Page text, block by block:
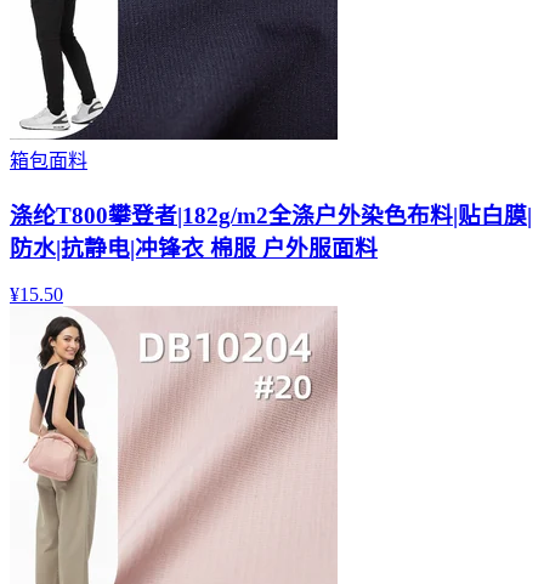
箱包面料
涤纶T800攀登者|182g/m2全涤户外染色布料|贴白膜|
防水|抗静电|冲锋衣 棉服 户外服面料
¥15.50